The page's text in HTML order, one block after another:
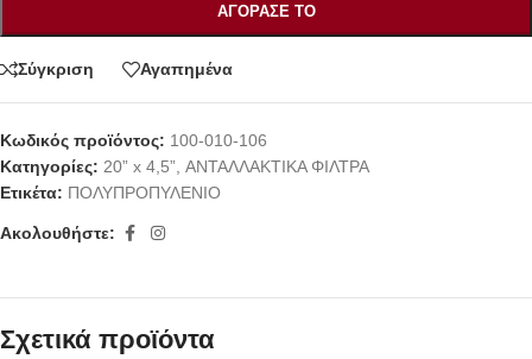
ΑΓΌΡΑΣΕ ΤΟ
Σύγκριση Αγαπημένα
Κωδικός προϊόντος: 100-010-106
Κατηγορίες: 20” x 4,5” ΑΝΤΑΛΛΑΚΤΙΚΑ ΦΙΛΤΡΑ
Ετικέτα: ΠΟΛΥΠΡΟΠΥΛΕΝΙΟ
Ακολουθήστε:
Σχετικά προϊόντα